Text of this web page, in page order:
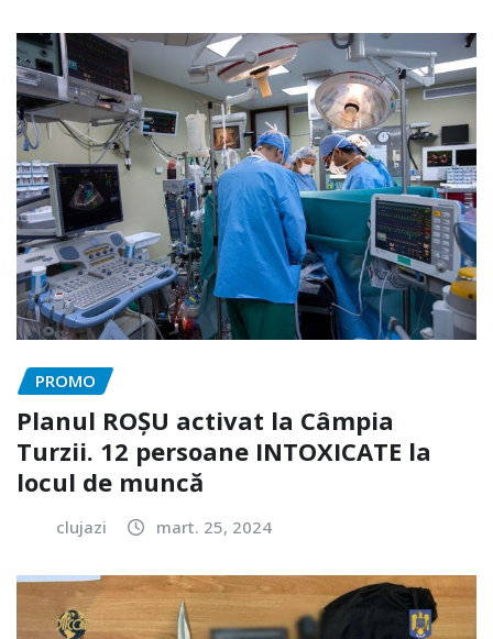
PROMO
Planul ROȘU activat la Câmpia
Turzii. 12 persoane INTOXICATE la
locul de muncă
clujazi mart. 25, 2024